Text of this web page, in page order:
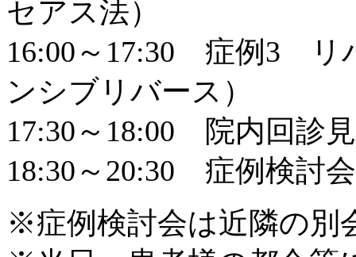
セアス法）
16:00～17:30 症例3 リ
ンシブリバース）
17:30～18:00 院内回診
18:30～20:30 症例検討
※症例検討会は近隣の別